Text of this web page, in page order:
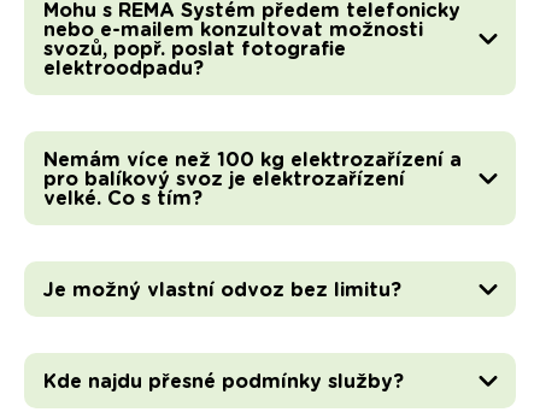
Mohu s REMA Systém předem telefonicky
nebo e-mailem konzultovat možnosti
svozů, popř. poslat fotografie
elektroodpadu?
Nemám více než 100 kg elektrozařízení a
pro balíkový svoz je elektrozařízení
velké. Co s tím?
Je možný vlastní odvoz bez limitu?
Kde najdu přesné podmínky služby?